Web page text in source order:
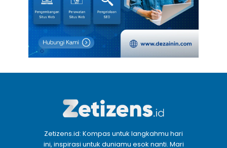
Zetizens.id: Kompas untuk langkahmu hari
ini, inspirasi untuk duniamu esok nanti. Mari